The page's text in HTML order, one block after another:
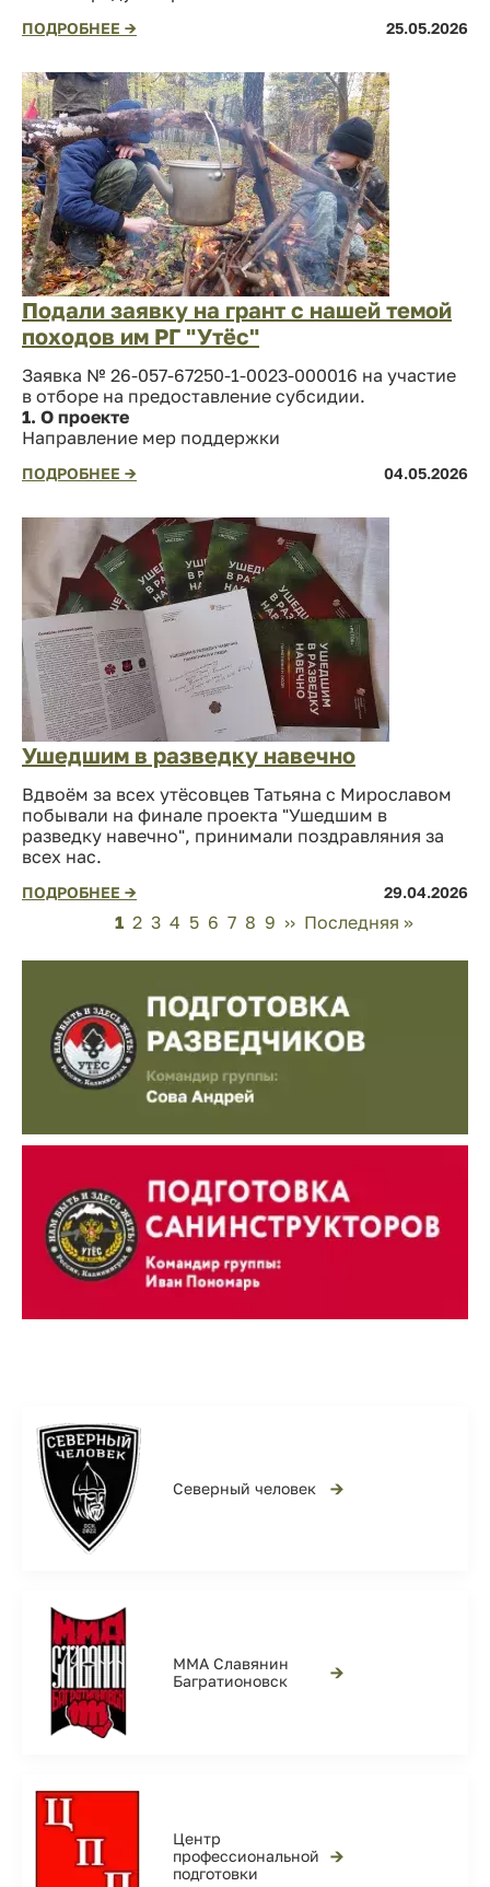
ПОДРОБНЕЕ → 25.05.2026
Подали заявку на грант с нашей темой
походов им РГ "Утёс"
Заявка № 26-057-67250-1-0023-000016 на участие
в отборе на предоставление субсидии.
1. О проекте
Направление мер поддержки
ПОДРОБНЕЕ → 04.05.2026
Ушедшим в разведку навечно
Вдвоём за всех утёсовцев Татьяна с Мирославом
побывали на финале проекта "Ушедшим в
разведку навечно", принимали поздравляния за
всех нас.
ПОДРОБНЕЕ → 29.04.2026
НумерацияPage
1 Page
2 Page
3 Page
4 Page
5 Page
6 Page
7 Page
8 Page
9 Следующая
›› Последняя
Последняя »
Северный человек →
ММА Славянин
Багратионовск
→
Центр
профессиональной
подготовки
→